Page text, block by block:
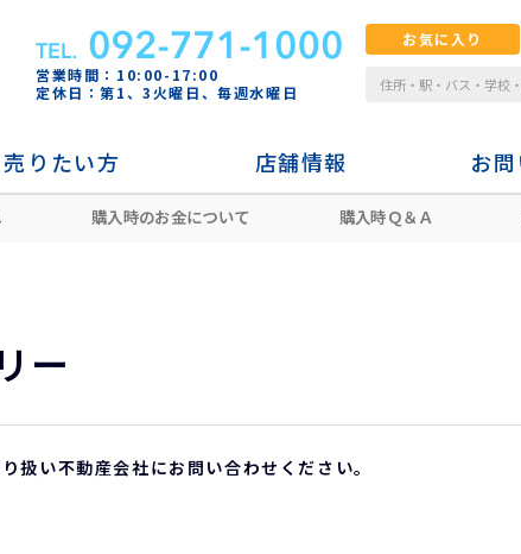
営業時間：10:00-17:00
定休日：第1、3火曜日、毎週水曜日
お気に入り
売りたい方 店舗情報 お
購入時のお金について 購入時Ｑ＆Ａ
ー
扱い不動産会社にお問い合わせください。